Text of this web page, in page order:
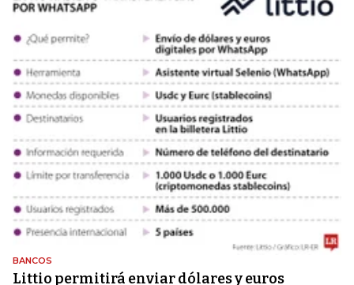
BANCOS
Littio permitirá enviar dólares y euros